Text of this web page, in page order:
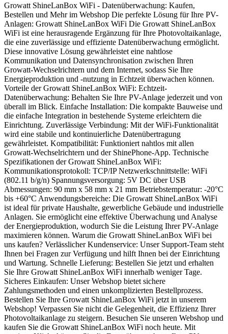
Growatt ShineLanBox WiFi - Datenüberwachung: Kaufen,
Bestellen und Mehr im Webshop Die perfekte Lösung für Ihre PV-
Anlagen: Growatt ShineLanBox WiFi Die Growatt ShineLanBox
WiFi ist eine herausragende Ergänzung für Ihre Photovoltaikanlage,
die eine zuverlässige und effiziente Datenüberwachung ermöglicht.
Diese innovative Lösung gewährleistet eine nahtlose
Kommunikation und Datensynchronisation zwischen Ihren
Growatt-Wechselrichtern und dem Internet, sodass Sie Ihre
Energieproduktion und -nutzung in Echtzeit überwachen können.
Vorteile der Growatt ShineLanBox WiFi: Echtzeit-
Datenüberwachung: Behalten Sie Ihre PV-Anlage jederzeit und von
überall im Blick. Einfache Installation: Die kompakte Bauweise und
die einfache Integration in bestehende Systeme erleichtern die
Einrichtung. Zuverlässige Verbindung: Mit der WiFi-Funktionalität
wird eine stabile und kontinuierliche Datenübertragung
gewährleistet. Kompatibilität: Funktioniert nahtlos mit allen
Growatt-Wechselrichtern und der ShinePhone-App. Technische
Spezifikationen der Growatt ShineLanBox WiFi:
Kommunikationsprotokoll: TCP/IP Netzwerkschnittstelle: WiFi
(802.11 b/g/n) Spannungsversorgung: 5V DC über USB
Abmessungen: 90 mm x 58 mm x 21 mm Betriebstemperatur: -20°C
bis +60°C Anwendungsbereiche: Die Growatt ShineLanBox WiFi
ist ideal für private Haushalte, gewerbliche Gebäude und industrielle
Anlagen. Sie ermöglicht eine effektive Überwachung und Analyse
der Energieproduktion, wodurch Sie die Leistung Ihrer PV-Anlage
maximieren können. Warum die Growatt ShineLanBox WiFi bei
uns kaufen? Verlässlicher Kundenservice: Unser Support-Team steht
Ihnen bei Fragen zur Verfügung und hilft Ihnen bei der Einrichtung
und Wartung. Schnelle Lieferung: Bestellen Sie jetzt und erhalten
Sie Ihre Growatt ShineLanBox WiFi innerhalb weniger Tage.
Sicheres Einkaufen: Unser Webshop bietet sichere
Zahlungsmethoden und einen unkomplizierten Bestellprozess.
Bestellen Sie Ihre Growatt ShineLanBox WiFi jetzt in unserem
Webshop! Verpassen Sie nicht die Gelegenheit, die Effizienz Ihrer
Photovoltaikanlage zu steigern. Besuchen Sie unseren Webshop und
kaufen Sie die Growatt ShineLanBox WiFi noch heute. Mit